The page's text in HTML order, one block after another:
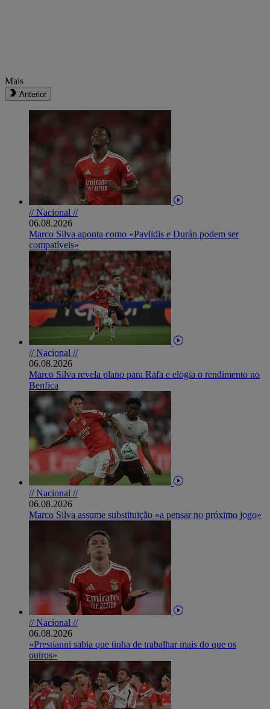
Mais
Anterior
// Nacional //
06.08.2026
Marco Silva aponta como «Pavlidis e Durán podem ser
compatíveis»
// Nacional //
06.08.2026
Marco Silva revela plano para Rafa e elogia o rendimento no
Benfica
// Nacional //
06.08.2026
Marco Silva assume substituição «a pensar no próximo jogo»
// Nacional //
06.08.2026
«Prestianni sabia que tinha de trabalhar mais do que os
outros»